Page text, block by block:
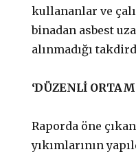
kullananlar ve
binadan asbest
alınmadığı
‘DÜZENLİ
Raporda öne
yıkımlarının